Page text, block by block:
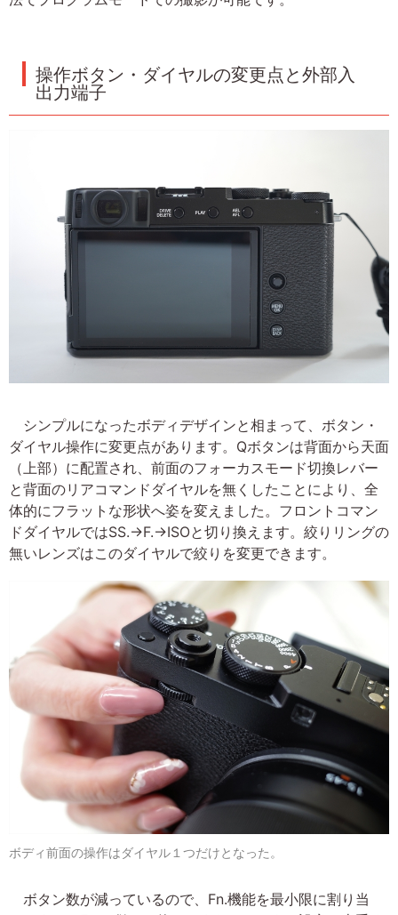
操作ボタン・ダイヤルの変更点と外部入
出力端子
シンプルになったボディデザインと相まって、ボタン・
ダイヤル操作に変更点があります。Qボタンは背面から天面
（上部）に配置され、前面のフォーカスモード切換レバー
と背面のリアコマンドダイヤルを無くしたことにより、全
体的にフラットな形状へ姿を変えました。フロントコマン
ドダイヤルではSS.→F.→ISOと切り換えます。絞りリングの
無いレンズはこのダイヤルで絞りを変更できます。
ボディ前面の操作はダイヤル１つだけとなった。
ボタン数が減っているので、Fn.機能を最小限に割り当